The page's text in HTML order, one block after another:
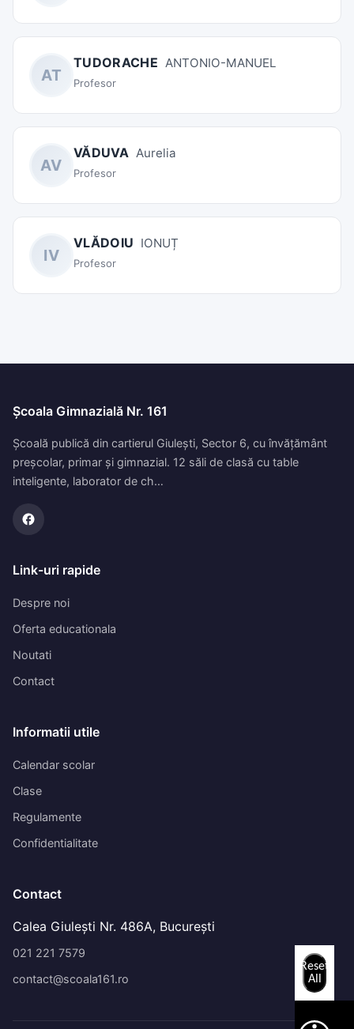
AT
TUDORACHE ANTONIO-MANUEL
Profesor
AV
VĂDUVA Aurelia
Profesor
IV
VLĂDOIU IONUȚ
Profesor
Școala Gimnazială Nr. 161
Școală publică din cartierul Giulești, Sector 6, cu învățământ
preșcolar, primar și gimnazial. 12 săli de clasă cu table
inteligente, laborator de ch…
Link-uri rapide
Despre noi
Oferta educationala
Noutati
Contact
Informatii utile
Calendar scolar
Clase
Regulamente
Confidentialitate
Contact
Calea Giulești Nr. 486A, București
021 221 7579
contact@scoala161.ro
Reset
All